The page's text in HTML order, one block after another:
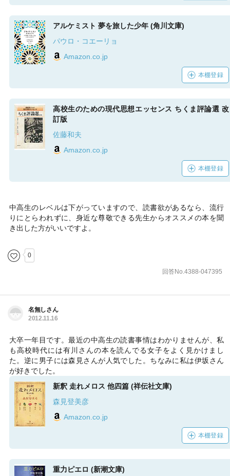
アルケミスト 夢を旅した少年 (角川文庫)
パウロ・コエーリョ
Amazon.co.jp
本棚登録
高校生のための現代思想エッセンス ちくま評論選 改
訂版
佐藤和夫
Amazon.co.jp
本棚登録
中高生のレベルは下がっていますので、読書欲があるなら、流行
りにとらわれずに、身近な尊敬できる先生からオススメの本を聞
き出した方がいいですよ。
0
回答No.4388-047395
名無しさん
2012.11.16
大卒一年目です。最近の中高生の読書事情はわかりませんが、私
も高校時代には有川さんの本を読んでる女子をよく見かけまし
た。逆に男子には森見さんが人気でした。ちなみに私は伊坂さん
が好きでした。
新釈 走れメロス 他四篇 (祥伝社文庫)
森見登美彦
Amazon.co.jp
本棚登録
重力ピエロ (新潮文庫)